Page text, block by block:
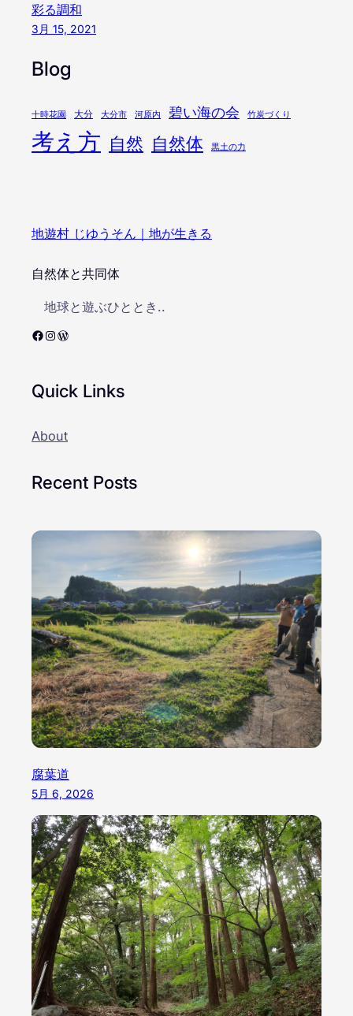
彩る調和
3月 15, 2021
Blog
十時花園 大分 大分市 河原内 碧い海の会 竹炭づくり
考え方 自然 自然体 黒土の力
地遊村 じゆうそん｜地が生きる
自然体と共同体
地球と遊ぶひととき..
Facebook Instagram WordPress
Quick Links
About
Recent Posts
腐葉道
5月 6, 2026